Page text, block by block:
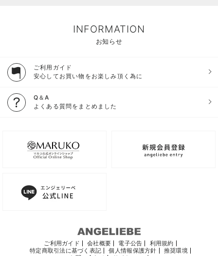
INFORMATION
お知らせ
ご利用ガイド
安心してお買い物をお楽しみ頂く為に
Q＆A
よくある質問をまとめました
ご利用ガイド 会社概要 電子公告
利用規約
特定商取引法に基づく表記
個人情報保護方針
推奨環境